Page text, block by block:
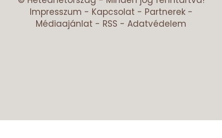
Impresszum - Kapcsolat - Partnerek-
Médiaajánlat - RSS - Adatvédelem